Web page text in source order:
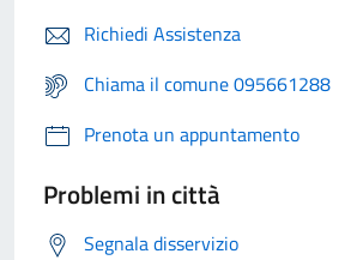
Richiedi Assistenza
Chiama il comune 095661288
Prenota un appuntamento
Problemi in città
Segnala disservizio